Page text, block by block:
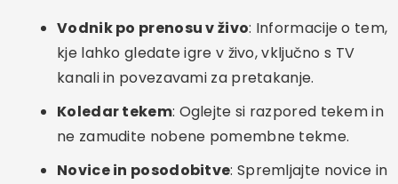
Vodnik po prenosu v živo: Informacije o tem,
kje lahko gledate igre v živo, vključno s TV
kanali in povezavami za pretakanje.
Koledar tekem: Oglejte si razpored tekem in
ne zamudite nobene pomembne tekme.
Novice in posodobitve: Spremljajte novice in